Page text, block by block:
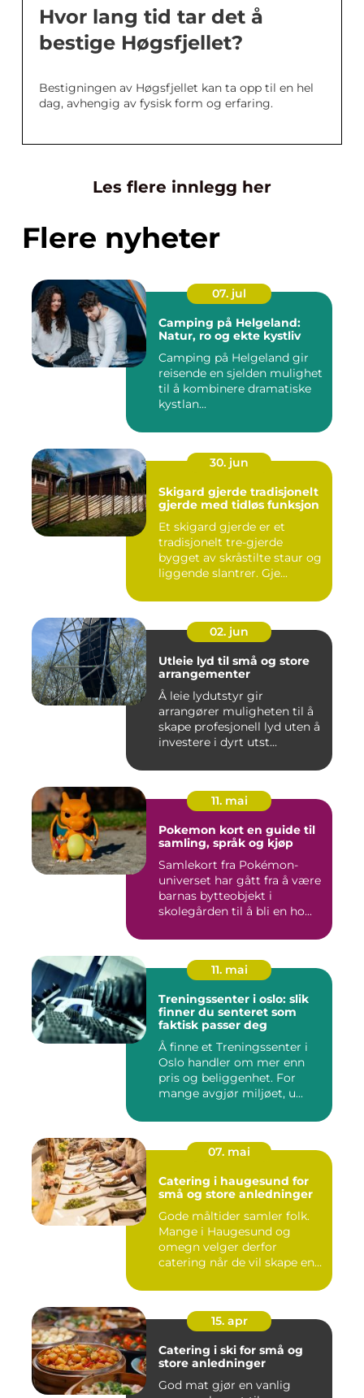
Hvor lang tid tar det å
bestige Høgsfjellet?
Bestigningen av Høgsfjellet kan ta opp til en hel
dag, avhengig av fysisk form og erfaring.
Les flere innlegg her
Flere nyheter
07. jul
Camping på Helgeland:
Natur, ro og ekte kystliv
Camping på Helgeland gir
reisende en sjelden mulighet
til å kombinere dramatiske
kystlan...
30. jun
Skigard gjerde tradisjonelt
gjerde med tidløs funksjon
Et skigard gjerde er et
tradisjonelt tre-gjerde
bygget av skråstilte staur og
liggende slantrer. Gje...
02. jun
Utleie lyd til små og store
arrangementer
Å leie lydutstyr gir
arrangører muligheten til å
skape profesjonell lyd uten å
investere i dyrt utst...
11. mai
Pokemon kort en guide til
samling, språk og kjøp
Samlekort fra Pokémon-
universet har gått fra å være
barnas bytteobjekt i
skolegården til å bli en ho...
11. mai
Treningssenter i oslo: slik
finner du senteret som
faktisk passer deg
Å finne et Treningssenter i
Oslo handler om mer enn
pris og beliggenhet. For
mange avgjør miljøet, u...
07. mai
Catering i haugesund for
små og store anledninger
Gode måltider samler folk.
Mange i Haugesund og
omegn velger derfor
catering når de vil skape en
15. apr
Catering i ski for små og
store anledninger
God mat gjør en vanlig